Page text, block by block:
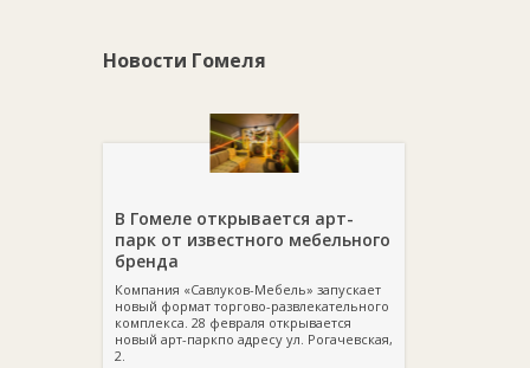
Новости Гомеля
В Гомеле открывается арт-
парк от известного мебельного
бренда
Компания «Савлуков-Мебель» запускает
новый формат торгово-развлекательного
комплекса. 28 февраля открывается
новый арт-паркпо адресу ул. Рогачевская,
2.